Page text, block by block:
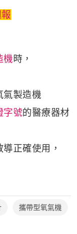
機時，
氣製造機
字號的醫療器材
正確使用，
攜帶型氧氣機